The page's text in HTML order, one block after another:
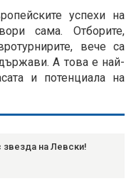
успехи на
сама. Отборите,
вече са
А това е най-
и потенциала на
на Левски!